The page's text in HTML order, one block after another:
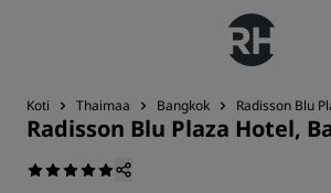
Koti Thaimaa Bangkok Radisson Blu
Radisson Blu Plaza Hotel,